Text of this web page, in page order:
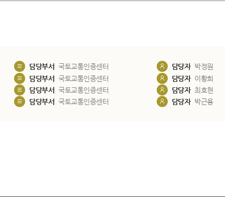
담당부서 국토교통인증센터 담당자 박정원
담당부서 국토교통인증센터 담당자 이황희
담당부서 국토교통인증센터 담당자 최호현
담당부서 국토교통인증센터 담당자 박근용